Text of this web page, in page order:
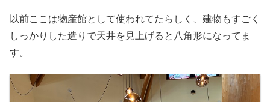
以前ここは物産館として使われてたらしく、建物もすごく
しっかりした造りで天井を見上げると八角形になってま
す。